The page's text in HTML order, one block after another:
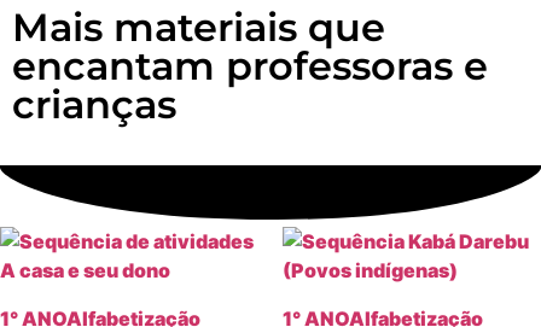
Mais materiais que
encantam professoras e
crianças
1° ANOAlfabetização
1° ANOAlfabetização